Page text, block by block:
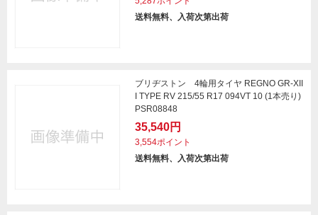
送料無料、入荷次第出荷
ブリヂストン 4輪用タイヤ REGNO GR-XII
I TYPE RV 215/55 R17 094VT 10 (1本売り)
PSR08848
35,540円
3,554ポイント
送料無料、入荷次第出荷